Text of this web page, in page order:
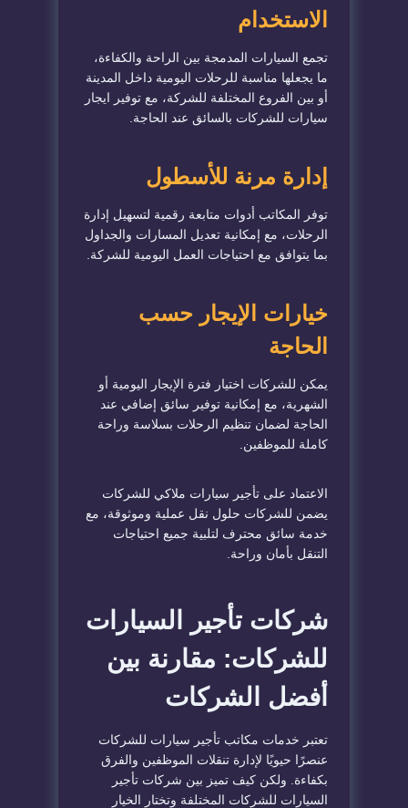
الاستخدام
تجمع السيارات المدمجة بين الراحة والكفاءة،
ما يجعلها مناسبة للرحلات اليومية داخل المدينة
أو بين الفروع المختلفة للشركة، مع توفير ايجار
سيارات للشركات بالسائق عند الحاجة.
إدارة مرنة للأسطول
توفر المكاتب أدوات متابعة رقمية لتسهيل إدارة
الرحلات، مع إمكانية تعديل المسارات والجداول
بما يتوافق مع احتياجات العمل اليومية للشركة.
خيارات الإيجار حسب
الحاجة
يمكن للشركات اختيار فترة الإيجار اليومية أو
الشهرية، مع إمكانية توفير سائق إضافي عند
الحاجة لضمان تنظيم الرحلات بسلاسة وراحة
كاملة للموظفين.
الاعتماد على تأجير سيارات ملاكي للشركات
يضمن للشركات حلول نقل عملية وموثوقة، مع
خدمة سائق محترف لتلبية جميع احتياجات
التنقل بأمان وراحة.
شركات تأجير السيارات
للشركات: مقارنة بين
أفضل الشركات
تعتبر خدمات مكاتب تأجير سيارات للشركات
عنصرًا حيويًا لإدارة تنقلات الموظفين والفرق
بكفاءة. ولكن كيف تميز بين شركات تأجير
السيارات للشركات المختلفة وتختار الخيار